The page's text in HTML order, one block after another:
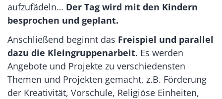
aufzufädeln… Der Tag wird mit den Kindern
besprochen und geplant.
Anschließend beginnt das Freispiel und parallel
dazu die Kleingruppenarbeit. Es werden
Angebote und Projekte zu verschiedensten
Themen und Projekten gemacht, z.B. Förderung
der Kreativität, Vorschule, Religiöse Einheiten,